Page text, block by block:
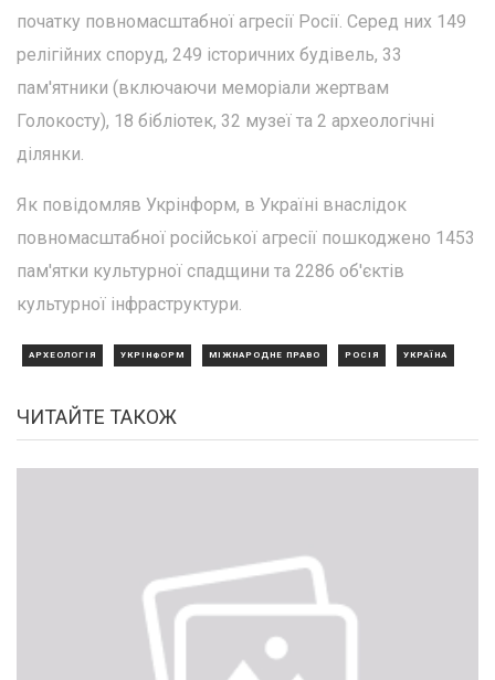
початку повномасштабної агресії Росії. Серед них 149
релігійних споруд, 249 історичних будівель, 33
пам'ятники (включаючи меморіали жертвам
Голокосту), 18 бібліотек, 32 музеї та 2 археологічні
ділянки.
Як повідомляв Укрінформ, в Україні внаслідок
повномасштабної російської агресії пошкоджено 1453
пам'ятки культурної спадщини та 2286 об'єктів
культурної інфраструктури.
АРХЕОЛОГІЯ УКРІНФОРМ МІЖНАРОДНЕ ПРАВО РОСІЯ УКРАЇНА
ЧИТАЙТЕ ТАКОЖ